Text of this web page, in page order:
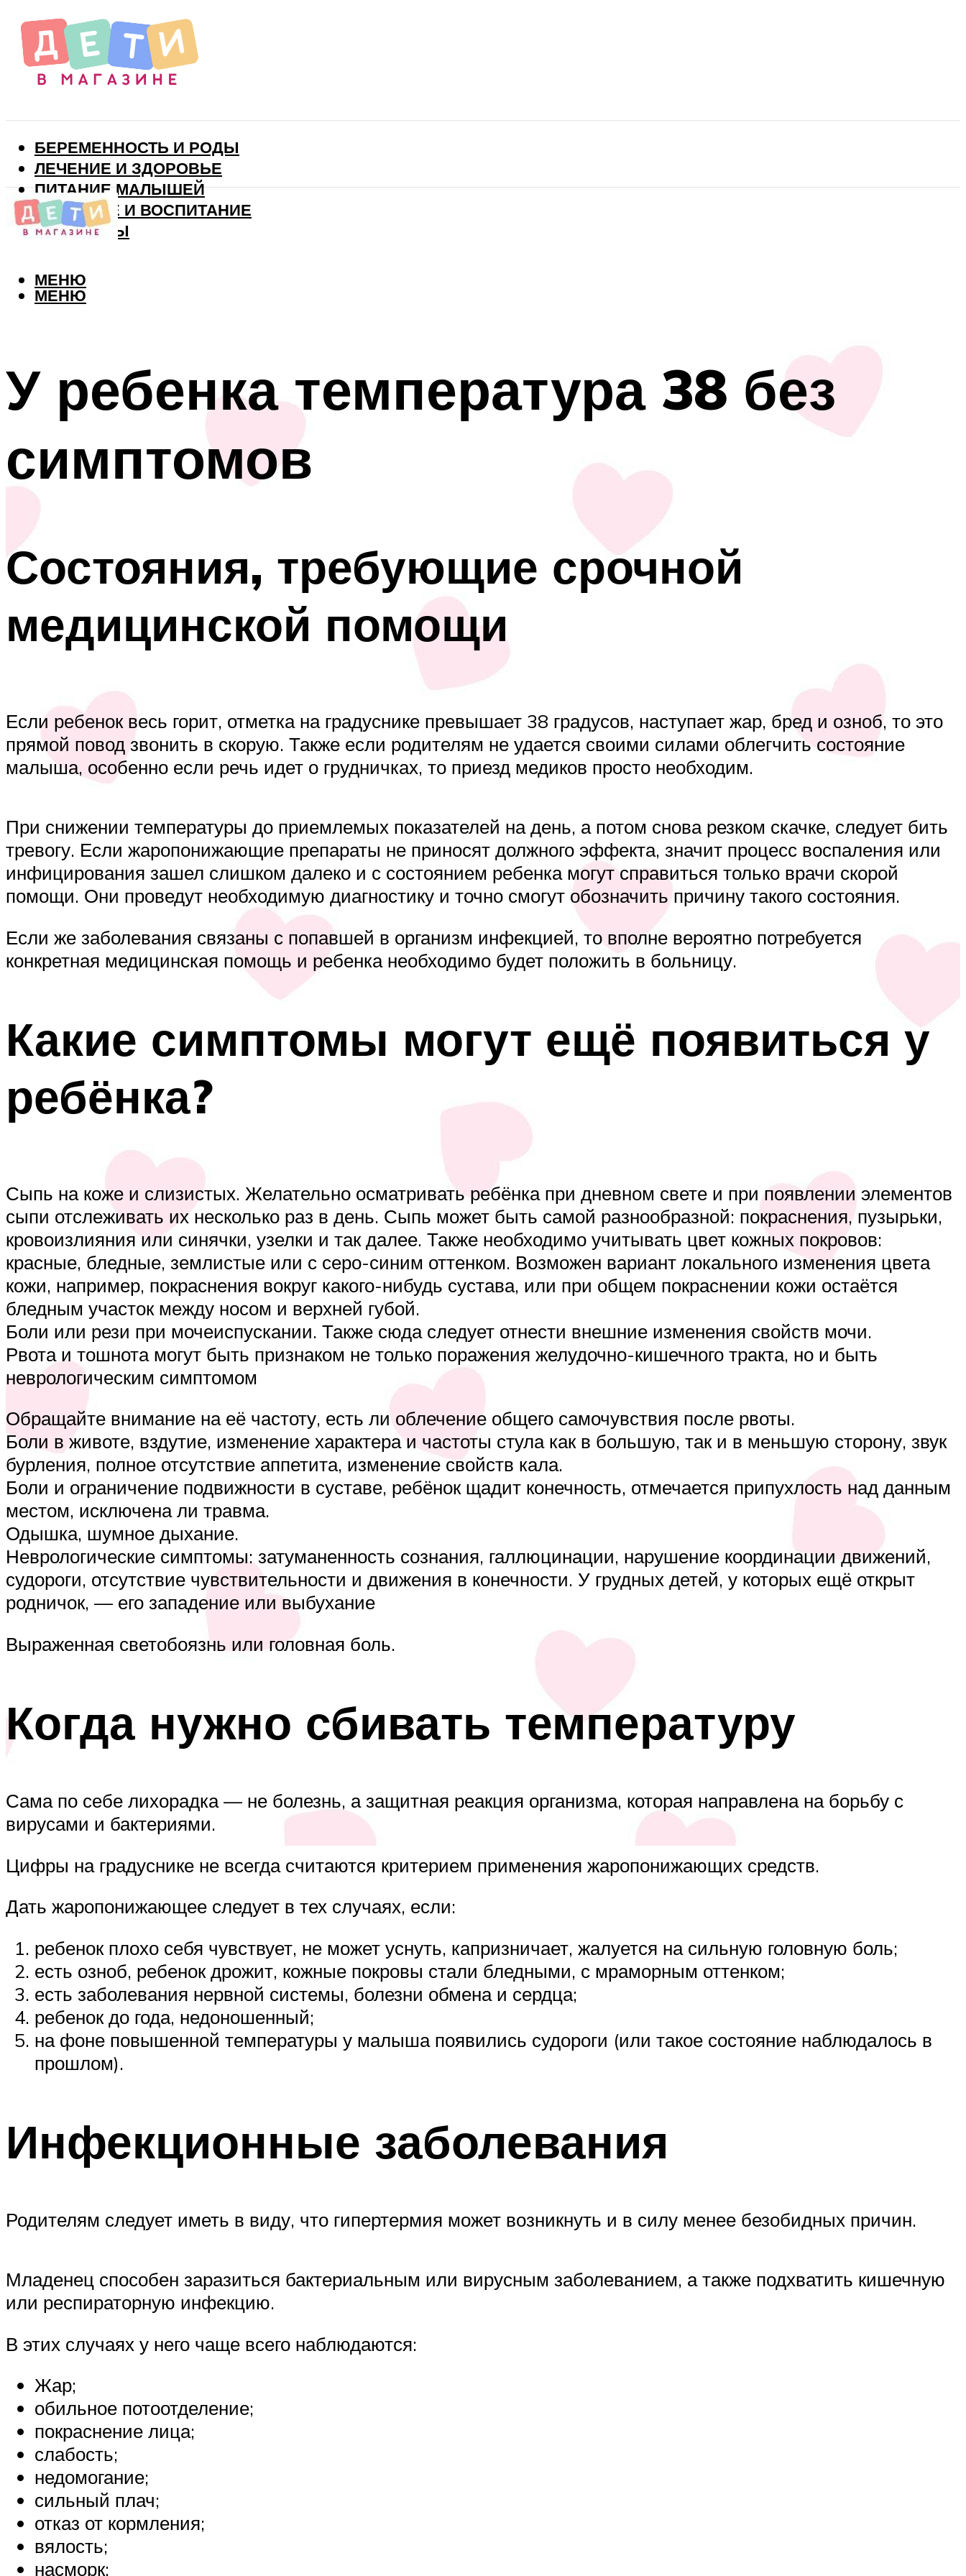
БЕРЕМЕННОСТЬ И РОДЫ
ЛЕЧЕНИЕ И ЗДОРОВЬЕ
ПИТАНИЕ МАЛЫШЕЙ
РАЗВИТИЕ И ВОСПИТАНИЕ
ВИТАМИНЫ
МЕНЮ
МЕНЮ
У ребенка температура 38 без
симптомов
Состояния, требующие срочной
медицинской помощи
Если ребенок весь горит, отметка на градуснике превышает 38 градусов, наступает жар, бред и озноб, то это
прямой повод звонить в скорую. Также если родителям не удается своими силами облегчить состояние
малыша, особенно если речь идет о грудничках, то приезд медиков просто необходим.
При снижении температуры до приемлемых показателей на день, а потом снова резком скачке, следует бить
тревогу. Если жаропонижающие препараты не приносят должного эффекта, значит процесс воспаления или
инфицирования зашел слишком далеко и с состоянием ребенка могут справиться только врачи скорой
помощи. Они проведут необходимую диагностику и точно смогут обозначить причину такого состояния.
Если же заболевания связаны с попавшей в организм инфекцией, то вполне вероятно потребуется
конкретная медицинская помощь и ребенка необходимо будет положить в больницу.
Какие симптомы могут ещё появиться у
ребёнка?
Сыпь на коже и слизистых. Желательно осматривать ребёнка при дневном свете и при появлении элементов
сыпи отслеживать их несколько раз в день. Сыпь может быть самой разнообразной: покраснения, пузырьки,
кровоизлияния или синячки, узелки и так далее. Также необходимо учитывать цвет кожных покровов:
красные, бледные, землистые или с серо-синим оттенком. Возможен вариант локального изменения цвета
кожи, например, покраснения вокруг какого-нибудь сустава, или при общем покраснении кожи остаётся
бледным участок между носом и верхней губой.
Боли или рези при мочеиспускании. Также сюда следует отнести внешние изменения свойств мочи.
Рвота и тошнота могут быть признаком не только поражения желудочно-кишечного тракта, но и быть
неврологическим симптомом
Обращайте внимание на её частоту, есть ли облечение общего самочувствия после рвоты.
Боли в животе, вздутие, изменение характера и частоты стула как в большую, так и в меньшую сторону, звук
бурления, полное отсутствие аппетита, изменение свойств кала.
Боли и ограничение подвижности в суставе, ребёнок щадит конечность, отмечается припухлость над данным
местом, исключена ли травма.
Одышка, шумное дыхание.
Неврологические симптомы: затуманенность сознания, галлюцинации, нарушение координации движений,
судороги, отсутствие чувствительности и движения в конечности. У грудных детей, у которых ещё открыт
родничок, — его западение или выбухание
Выраженная светобоязнь или головная боль.
Когда нужно сбивать температуру
Сама по себе лихорадка — не болезнь, а защитная реакция организма, которая направлена на борьбу с
вирусами и бактериями.
Цифры на градуснике не всегда считаются критерием применения жаропонижающих средств.
Дать жаропонижающее следует в тех случаях, если:
ребенок плохо себя чувствует, не может уснуть, капризничает, жалуется на сильную головную боль;
есть озноб, ребенок дрожит, кожные покровы стали бледными, с мраморным оттенком;
есть заболевания нервной системы, болезни обмена и сердца;
ребенок до года, недоношенный;
на фоне повышенной температуры у малыша появились судороги (или такое состояние наблюдалось в
прошлом).
Инфекционные заболевания
Родителям следует иметь в виду, что гипертермия может возникнуть и в силу менее безобидных причин.
Младенец способен заразиться бактериальным или вирусным заболеванием, а также подхватить кишечную
или респираторную инфекцию.
В этих случаях у него чаще всего наблюдаются:
Жар;
обильное потоотделение;
покраснение лица;
слабость;
недомогание;
сильный плач;
отказ от кормления;
вялость;
насморк;